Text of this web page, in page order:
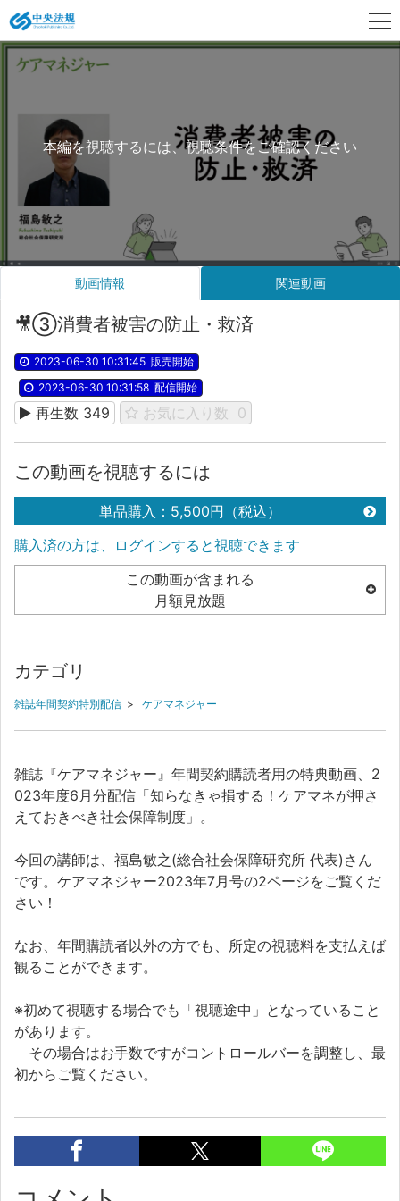
本編を視聴するには、視聴条件をご確認ください
動画情報 関連動画
🎥③消費者被害の防止・救済
2023-06-30 10:31:45 販売開始
2023-06-30 10:31:58 配信開始
再生数 349 お気に入り数 0
この動画を視聴するには
単品購入：5,500円（税込）
購入済の方は、ログインすると視聴できます
この動画が含まれる
月額見放題
カテゴリ
雑誌年間契約特別配信 > ケアマネジャー
雑誌『ケアマネジャー』年間契約購読者用の特典動画、2
023年度6月分配信「知らなきゃ損する！ケアマネが押さ
えておきべき社会保障制度」。
今回の講師は、福島敏之(総合社会保障研究所 代表)さん
です。ケアマネジャー2023年7月号の2ページをご覧くだ
さい！
なお、年間購読者以外の方でも、所定の視聴料を支払えば
観ることができます。
※初めて視聴する場合でも「視聴途中」となっていること
があります。
その場合はお手数ですがコントロールバーを調整し、最
初からご覧ください。